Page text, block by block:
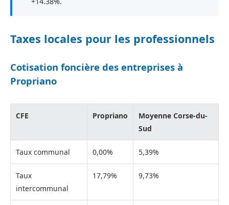
Taxes locales pour les professionnels
Cotisation foncière des entreprises à
Propriano
CFE Propriano
Moyenne Corse-du-
Sud
Taux communal 0,00% 5,39%
Taux
intercommunal
17,79% 9,73%